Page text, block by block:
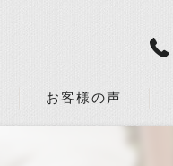
お客様の声